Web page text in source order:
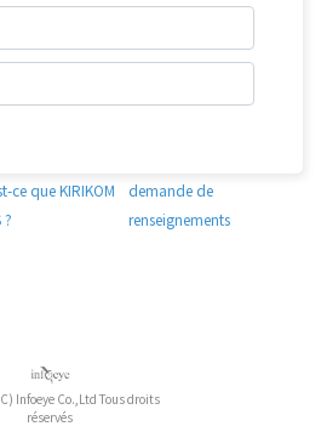
ce que KIRIKOM
?
demande de
renseignements
Infoeye Co.,Ltd Tous droits
réservés